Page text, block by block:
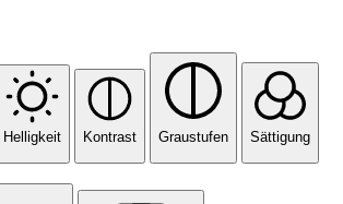
Helligkeit Kontrast Graustufen Sättigung